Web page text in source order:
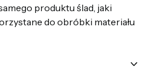
produktu ślad, jaki
do obróbki materiału